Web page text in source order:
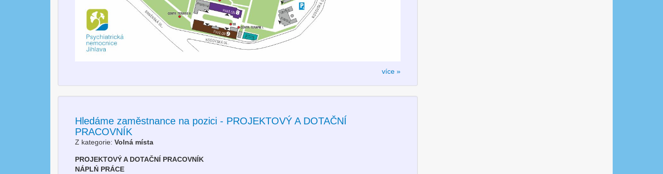
více »
Hledáme zaměstnance na pozici - PROJEKTOVÝ A DOTAČNÍ
PRACOVNÍK
Z kategorie: Volná místa
PROJEKTOVÝ A DOTAČNÍ PRACOVNÍK
NÁPLŃ PRÁCE